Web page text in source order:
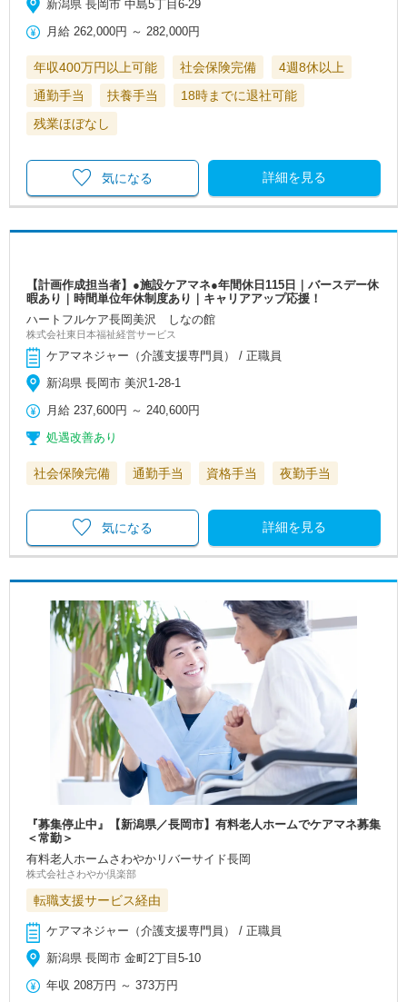
新潟県 長岡市 中島5丁目6-29
月給 262,000円 ～282,000円
年収400万円以上可能 社会保険完備
4週8休以上
通勤手当
扶養手当
18時までに退社可能
残業ほぼなし
詳細を見る
気になる
【計画作成担当者】●施設ケアマネ●年間休日115日｜バースデー休
暇あり｜時間単位年休制度あり｜キャリアアップ応援！
ハートフルケア長岡美沢 しなの館
株式会社東日本福祉経営サービス
ケアマネジャー（介護支援専門員） / 正職員
新潟県 長岡市 美沢1-28-1
月給 237,600円 ～240,600円
処遇改善あり
社会保険完備 通勤手当 資格手当 夜勤手当
詳細を見る
気になる
『募集停止中』【新潟県／長岡市】有料老人ホームでケアマネ募集
＜常勤＞
有料老人ホームさわやかリバーサイド長岡
株式会社さわやか倶楽部
転職支援サービス経由
ケアマネジャー（介護支援専門員） / 正職員
新潟県 長岡市 金町2丁目5-10
年収 208万円 ～373万円